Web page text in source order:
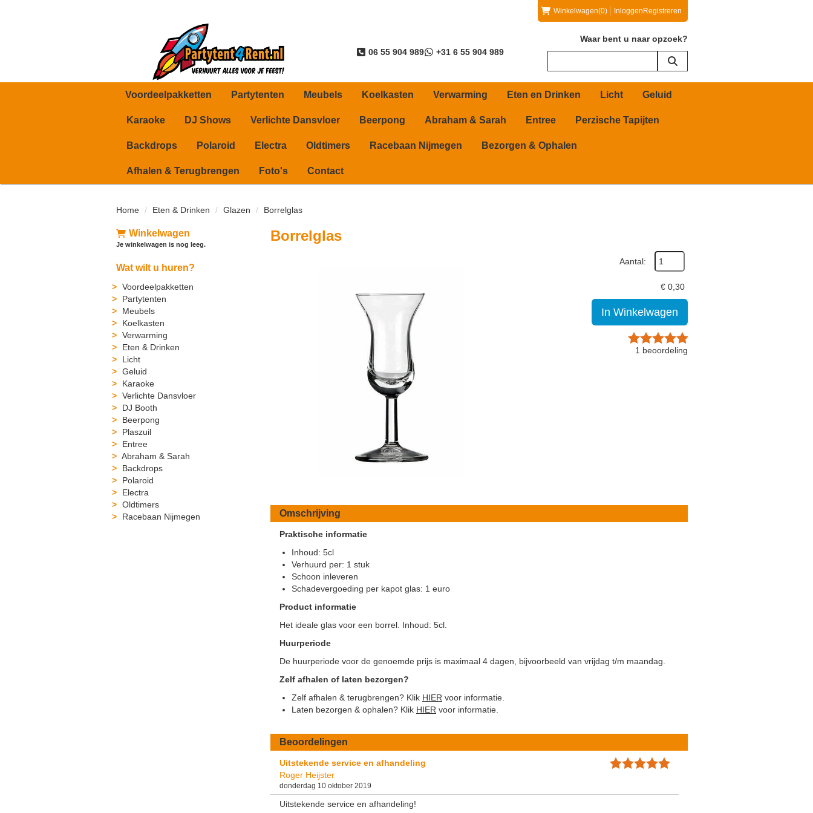
Winkelwagen(0) Inloggen Registreren
06 55 904 989 +31 6 55 904 989
Waar bent u naar opzoek?
Voordeelpakketten Partytenten Meubels Koelkasten Verwarming Eten en Drinken Licht Geluid
Karaoke DJ Shows Verlichte Dansvloer Beerpong Abraham & Sarah Entree Perzische Tapijten
Backdrops Polaroid Electra Oldtimers Racebaan Nijmegen Bezorgen & Ophalen
Afhalen & Terugbrengen Foto's Contact
Home Eten & Drinken Glazen Borrelglas
Winkelwagen
Je winkelwagen is nog leeg.
Wat wilt u huren?
Voordeelpakketten
Partytenten
Meubels
Koelkasten
Verwarming
Eten & Drinken
Licht
Geluid
Karaoke
Verlichte Dansvloer
DJ Booth
Beerpong
Plaszuil
Entree
Abraham & Sarah
Backdrops
Polaroid
Electra
Oldtimers
Racebaan Nijmegen
Borrelglas
Aantal:
€ 0,30
In Winkelwagen
1 beoordeling
Omschrijving
Praktische informatie
Inhoud: 5cl
Verhuurd per: 1 stuk
Schoon inleveren
Schadevergoeding per kapot glas: 1 euro
Product informatie
Het ideale glas voor een borrel. Inhoud: 5cl.
Huurperiode
De huurperiode voor de genoemde prijs is maximaal 4 dagen, bijvoorbeeld van vrijdag t/m maandag.
Zelf afhalen of laten bezorgen?
Zelf afhalen & terugbrengen? Klik HIER voor informatie.
Laten bezorgen & ophalen? Klik HIER voor informatie.
Beoordelingen
Uitstekende service en afhandeling
Roger Heijster
donderdag 10 oktober 2019
Uitstekende service en afhandeling!